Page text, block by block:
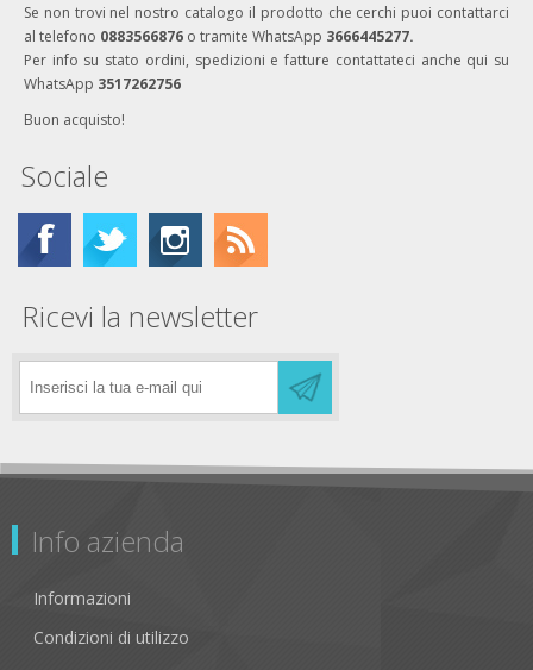
Se non trovi nel nostro catalogo il prodotto che cerchi puoi contattarci
al telefono 0883566876 o tramite WhatsApp 3666445277.
Per info su stato ordini, spedizioni e fatture contattateci anche qui su
WhatsApp 3517262756
Buon acquisto!
Sociale
Ricevi la newsletter
Info azienda
Informazioni
Condizioni di utilizzo